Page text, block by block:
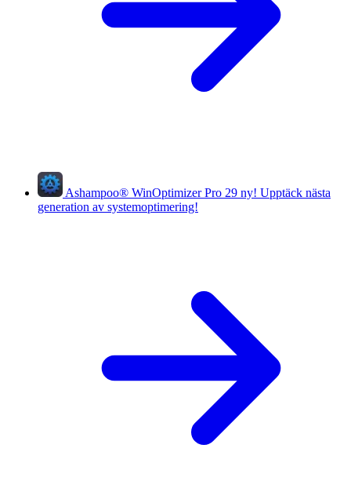
Ashampoo® WinOptimizer Pro 29 ny! Upptäck nästa
generation av systemoptimering!